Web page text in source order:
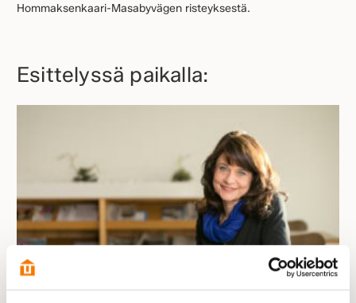
Hommaksenkaari-Masabyvägen risteyksestä.
Esittelyssä paikalla: